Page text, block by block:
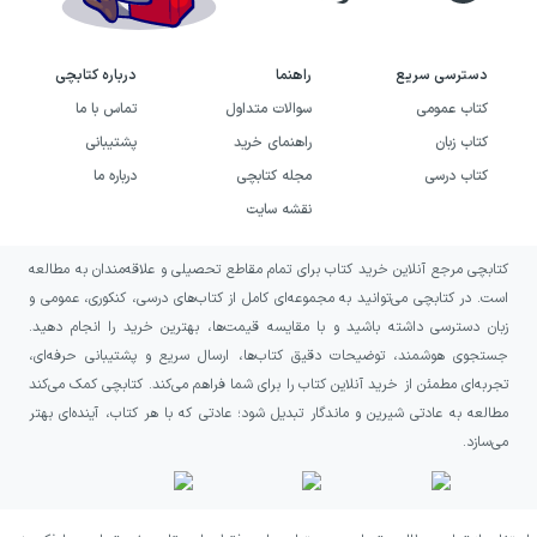
قالب سؤال‌های چهارگزینه‌ای تمرین کنید. وجود
پاسخ‌نامه تشریحی هم باعث می‌شود کیفیت
یادگیری بالا برود؛ چون تحلیل گزینه‌ها به شما
نشان می‌دهد اشتباهات‌تان از کجا شکل می‌گیرد.
علاوه بر این، بخش آزمون‌های مرحله‌ای «نکته و
تست» کمک می‌کند برنامه‌ی مرور و جمع‌بندی‌تان
منظم‌تر شود و در پایان هر مرحله احساس
سردرگمی نکنید.
اگر به دنبال منبعی هستید که هم تست کافی برای
تثبیت مفاهیم بدهد و هم زمان بررسی را با پاسخ
تشریحی ارزشمند کند، این کتاب می‌تواند گزینه‌ی
قابل اعتمادی در برنامه‌ی زیست‌تان باشد.
چطور از این کتاب بهترین نتیجه را بگیریم؟
دسترسی سریع
کتاب عمومی
کتاب زبان
کتاب درسی
راهنما
سوالات متداول
راهنمای خرید
مجله کتابچی
نقشه سایت
درباره کتابچی
تماس با ما
پشتیبانی
درباره ما
کتابچی مرجع آنلاین خرید کتاب برای تمام مقاطع تحصیلی و علاقه‌مندان به مطالعه
است. در کتابچی می‌توانید به مجموعه‌ای کامل از کتاب‌های درسی، کنکوری، عمومی و
زبان دسترسی داشته باشید و با مقایسه قیمت‌ها، بهترین خرید را انجام دهید.
جستجوی هوشمند، توضیحات دقیق کتاب‌ها، ارسال سریع و پشتیبانی حرفه‌ای،
تجربه‌ای مطمئن از خرید آنلاین کتاب را برای شما فراهم می‌کند. کتابچی کمک می‌کند
مطالعه به عادتی شیرین و ماندگار تبدیل شود؛ عادتی که با هر کتاب، آینده‌ای بهتر
می‌سازد.